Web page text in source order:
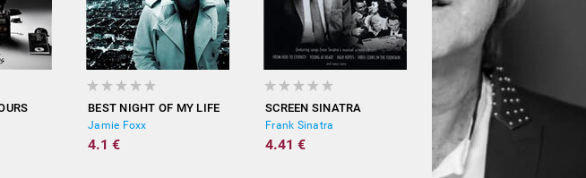
BEST NIGHT OF MY LIFE
Jamie Foxx
4.1 €
SCREEN SINATRA
Frank Sinatra
4.41 €